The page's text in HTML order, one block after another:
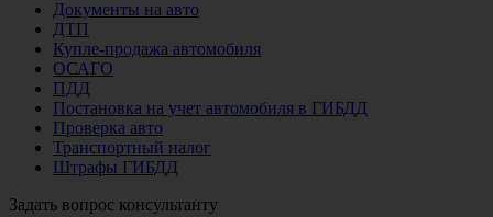
Документы на авто
ДТП
Купле-продажа автомобиля
ОСАГО
ПДД
Постановка на учет автомобиля в ГИБДД
Проверка авто
Транспортный налог
Штрафы ГИБДД
Задать вопрос консультанту